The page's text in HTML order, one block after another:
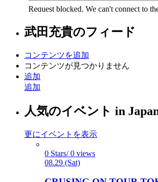
武田充貴のフィード
コンテンツを追加
コンテンツが見つかりません
追加
追加
人気のイベント in
更にイベントを表示
0 Stars/ 0 views
08.29 (Sat)